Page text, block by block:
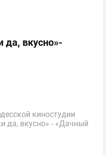
да, вкусно»-
киностудии
да, вкусно» - «Дачный